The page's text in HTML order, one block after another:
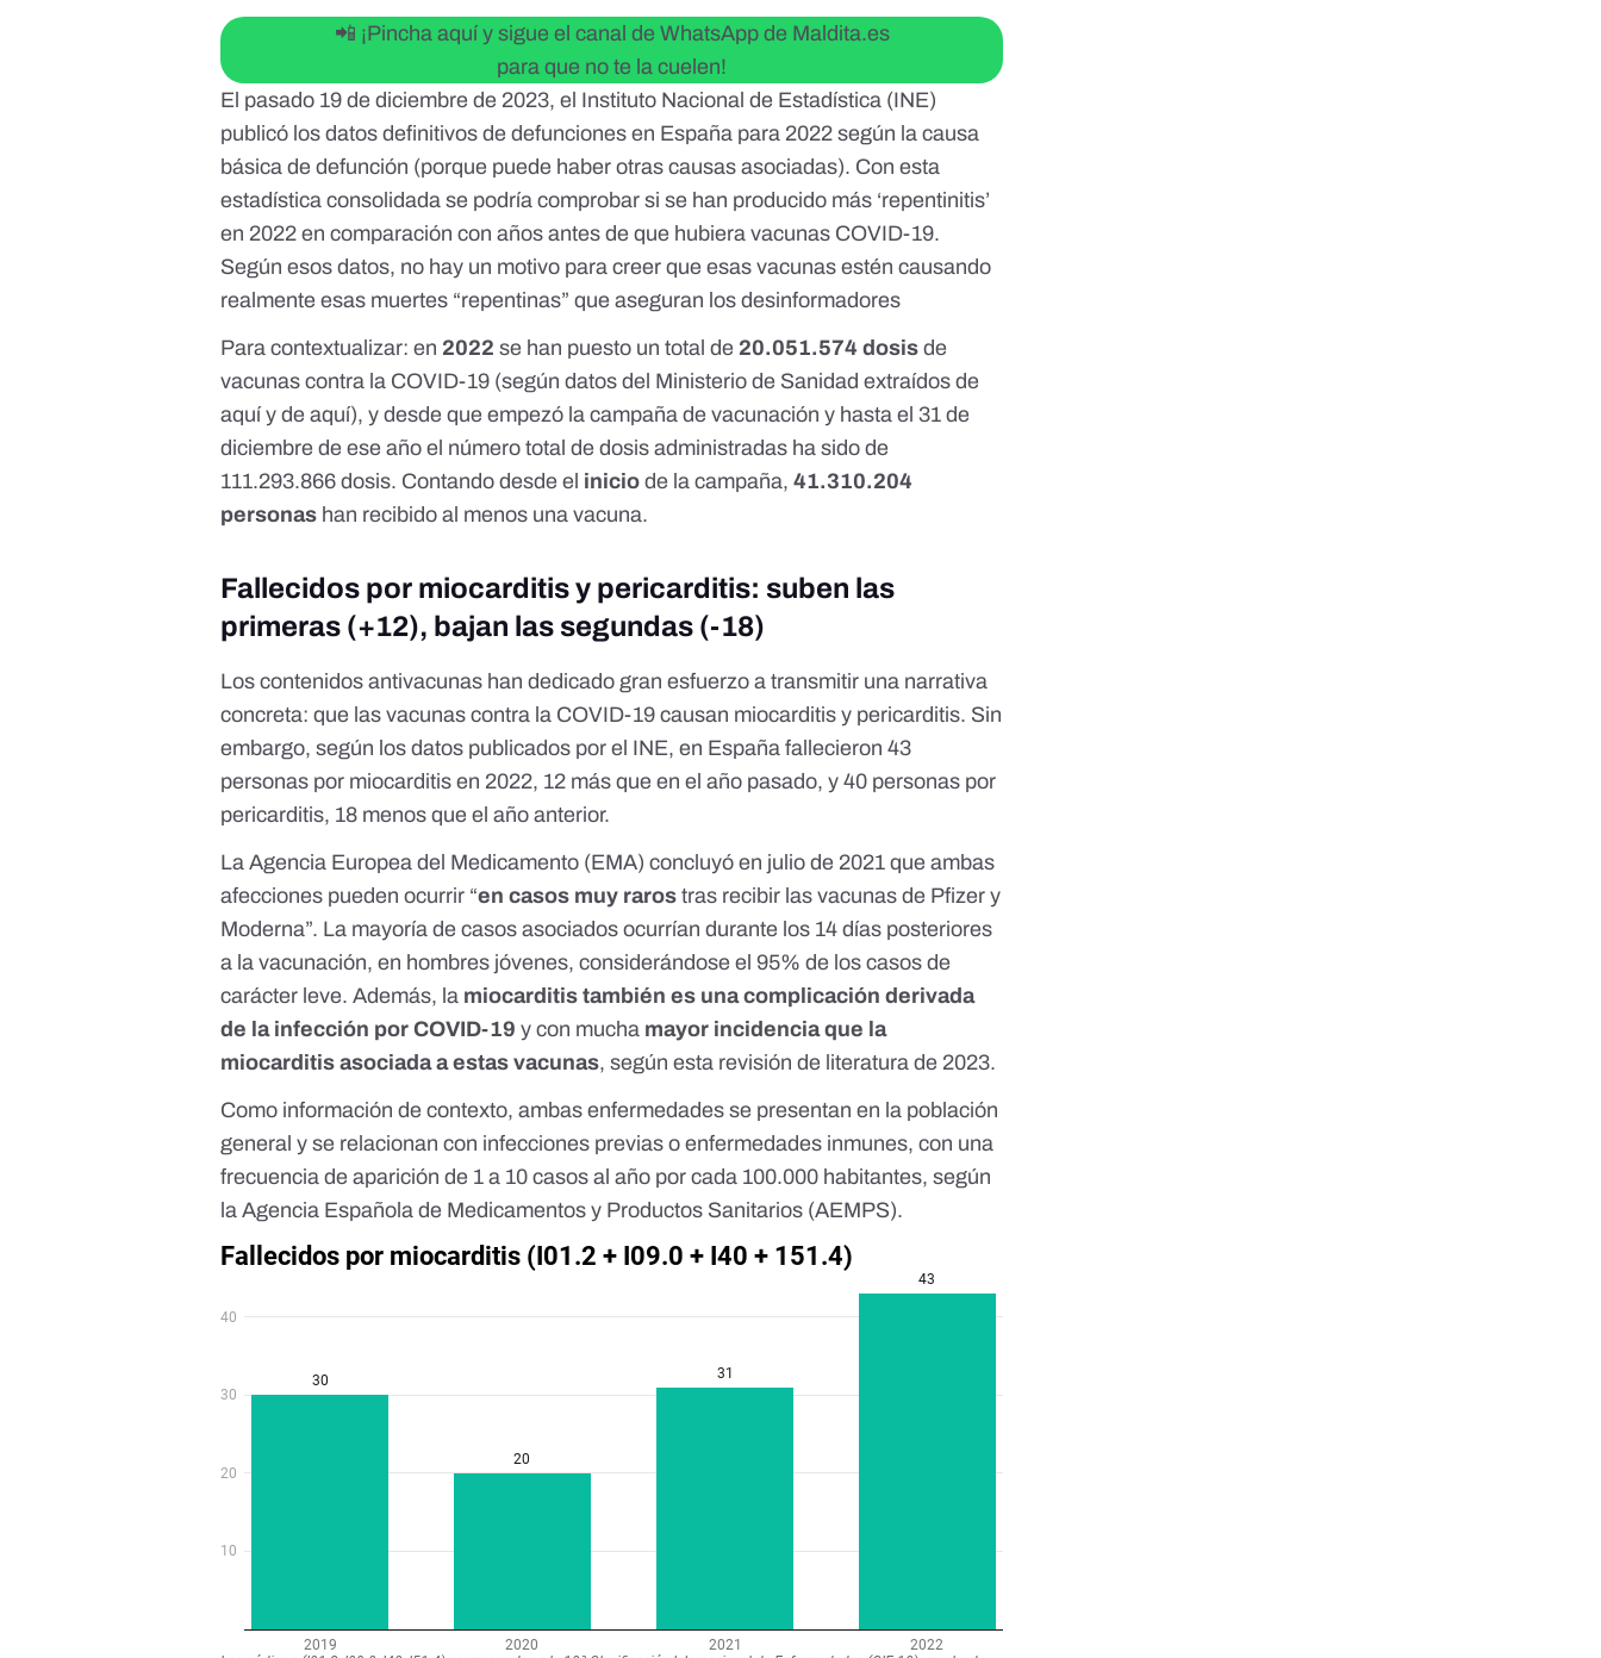
📲 ¡Pincha aquí y sigue el canal de WhatsApp de Maldita.es
para que no te la cuelen!
El pasado 19 de diciembre de 2023, el Instituto Nacional de Estadística (INE)
publicó los datos definitivos de defunciones en España para 2022 según la causa
básica de defunción (porque puede haberotras causas asociadas). Con esta
estadística consolidada se podría comprobar si se han producido más ‘repentinitis’
en 2022 en comparación con años antes de que hubiera vacunas COVID-19.
Según esos datos, no hay un motivo para creer que esas vacunas estén causando
realmente esas muertes “repentinas” que aseguran los desinformadores
Para contextualizar: en 2022 se han puesto un total de 20.051.574 dosisde
vacunas contra la COVID-19 (según datos del Ministerio de Sanidad extraídos de
aquíy deaquí), y desde que empezó la campaña de vacunación y hasta el 31 de
diciembre de ese año el número total de dosis administradas ha sido de
111.293.866 dosis. Contando desde el iniciode la campaña,41.310.204
personas han recibido al menos una vacuna.
Fallecidos por miocarditis y pericarditis: suben las
primeras (+12), bajan las segundas (-18)
Los contenidos antivacunas han dedicado gran esfuerzo a transmitir una narrativa
concreta: que las vacunas contra la COVID-19 causan miocarditis y pericarditis. Sin
embargo, según los datos publicados por el INE, en España fallecieron 43
personas por miocarditis en 2022, 12 más que en el año pasado, y 40 personas por
pericarditis, 18 menos que el año anterior.
La Agencia Europea del Medicamento (EMA)concluyó en julio de 2021 que ambas
afecciones pueden ocurrir “en casos muy raros tras recibir las vacunas de Pfizer y
Moderna”. La mayoría de casos asociados ocurrían durante los 14 días posteriores
a la vacunación, en hombres jóvenes, considerándose el 95% de los casos de
carácter leve. Además, la miocarditis también es una complicación derivada
de la infección por COVID-19 y con mucha mayor incidencia que la
miocarditis asociada a estas vacunas, segúnesta revisión de literatura de 2023.
Como información de contexto, ambas enfermedades se presentan en la población
general y se relacionan con infecciones previas o enfermedades inmunes, con una
frecuencia de aparición de 1 a 10 casos al año por cada 100.000 habitantes, según
laAgencia Española de Medicamentos y Productos Sanitarios (AEMPS).